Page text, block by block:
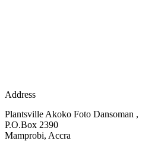
Address
Plantsville Akoko Foto Dansoman ,
P.O.Box 2390
Mamprobi, Accra